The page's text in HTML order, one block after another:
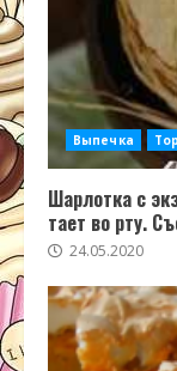
Выпечка
Шарлотка с
тает во рту.
24.05.2020